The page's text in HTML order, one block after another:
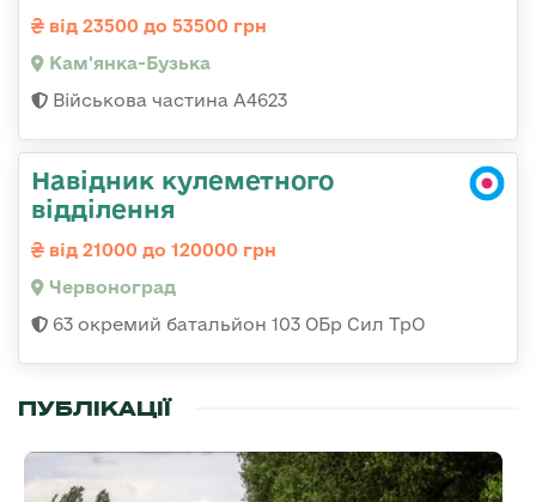
від 23500 до 53500 грн
Кам'янка-Бузька
Військова частина А4623
Навідник кулеметного
відділення
від 21000 до 120000 грн
Червоноград
63 окремий батальйон 103 ОБр Сил ТрО
ПУБЛІКАЦІЇ